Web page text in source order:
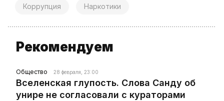
Коррупция Наркотики
Рекомендуем
Общество 28 февраля, 23:00
Вселенская глупость. Слова Санду об
унире не согласовали с кураторами